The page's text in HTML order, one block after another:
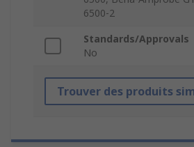
6500-2
Standards/Approvals
No
Trouver des produits